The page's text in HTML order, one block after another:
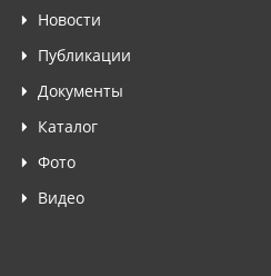
Новости
Публикации
Документы
Каталог
Фото
Видео